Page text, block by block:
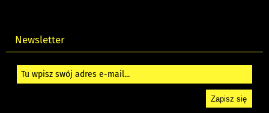
Newsletter